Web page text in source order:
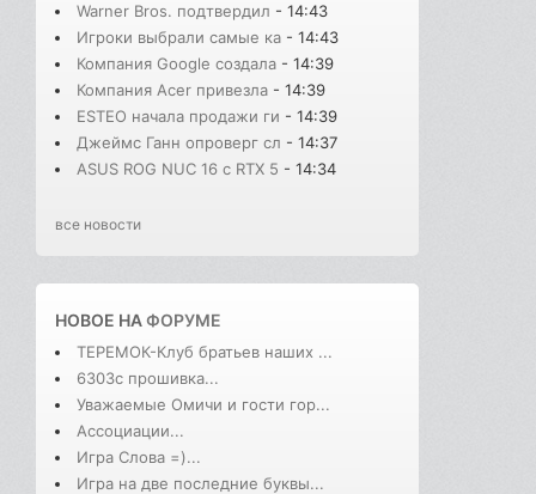
Warner Bros. подтвердил - 14:43
Игроки выбрали самые ка - 14:43
Компания Google создала - 14:39
Компания Acer привезла - 14:39
ESTEO начала продажи ги - 14:39
Джеймс Ганн опроверг сл - 14:37
ASUS ROG NUC 16 с RTX 5 - 14:34
все новости
НОВОЕ НАФОРУМЕ
ТЕРЕМОК-Клуб братьев наших ...
6303с прошивка...
Уважаемые Омичи и гости гор...
Ассоциации...
Игра Слова =)...
Игра на две последние буквы...